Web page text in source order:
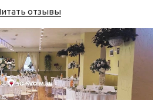
отзывы